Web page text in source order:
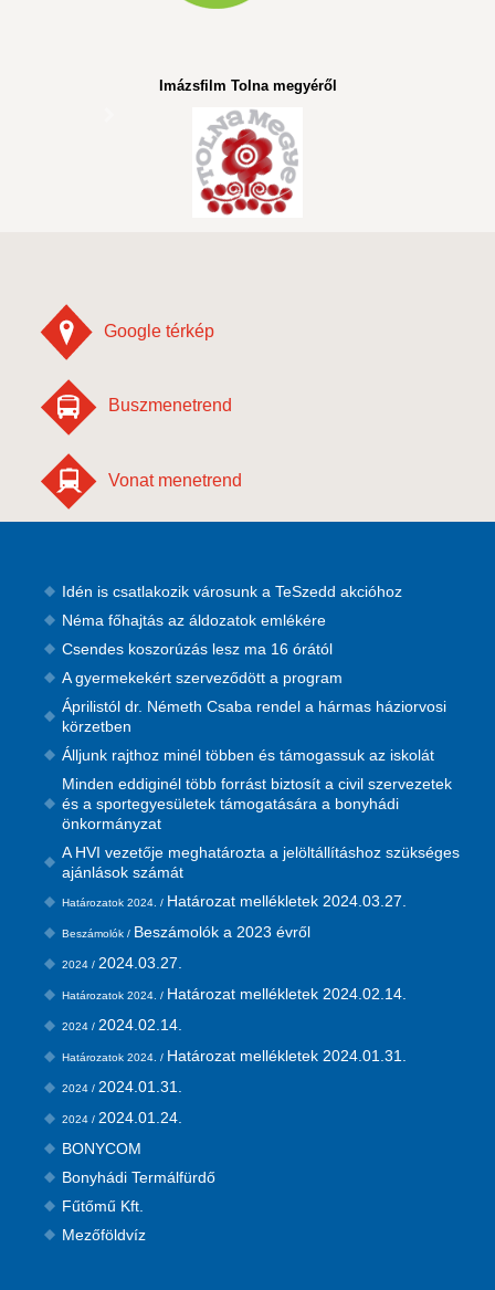
Imázsfilm Tolna megyéről
Google térkép
Buszmenetrend
Vonat menetrend
Idén is csatlakozik városunk a TeSzedd akcióhoz
Néma főhajtás az áldozatok emlékére
Csendes koszorúzás lesz ma 16 órától
A gyermekekért szerveződött a program
Áprilistól dr. Németh Csaba rendel a hármas háziorvosi
körzetben
Álljunk rajthoz minél többen és támogassuk az iskolát
Minden eddiginél több forrást biztosít a civil szervezetek
és a sportegyesületek támogatására a bonyhádi
önkormányzat
A HVI vezetője meghatározta a jelöltállításhoz szükséges
ajánlások számát
Határozatok 2024. / Határozat mellékletek 2024.03.27.
Beszámolók / Beszámolók a 2023 évről
2024 / 2024.03.27.
Határozatok 2024. / Határozat mellékletek 2024.02.14.
2024 / 2024.02.14.
Határozatok 2024. / Határozat mellékletek 2024.01.31.
2024 / 2024.01.31.
2024 / 2024.01.24.
BONYCOM
Bonyhádi Termálfürdő
Fűtőmű Kft.
Mezőföldvíz